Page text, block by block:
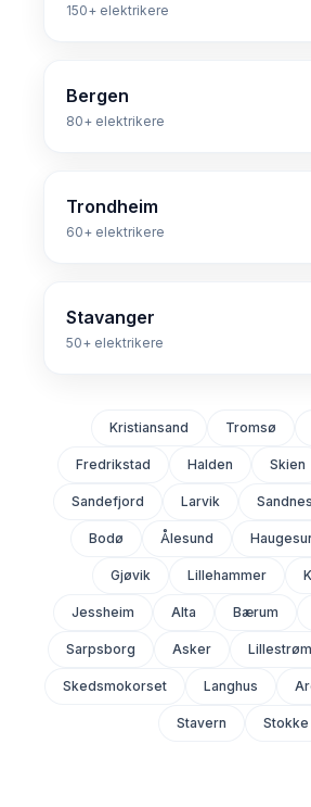
150+ elektrikere
Bergen
80+ elektrikere
Trondheim
60+ elektrikere
Stavanger
50+ elektrikere
Kristiansand Tromsø
Fredrikstad Halden Skien
Sandefjord Larvik Sandnes
Bodø Ålesund
Gjøvik Lillehammer
Jessheim Alta Bærum
Sarpsborg Asker Lillestrøm
Skedsmokorset Langhus
Stavern Stokke